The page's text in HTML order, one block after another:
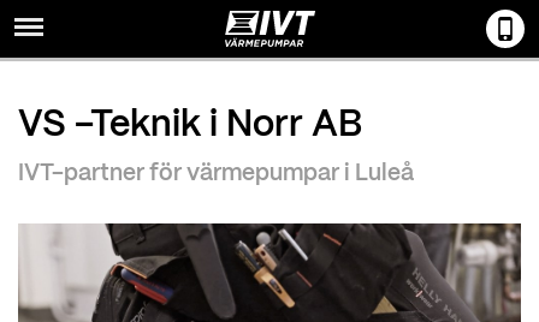
VS –Teknik i Norr AB
IVT-partner för värmepumpar i Luleå